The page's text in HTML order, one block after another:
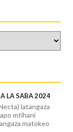
LA SABA 2024
latangaza
mtihani
matokeo